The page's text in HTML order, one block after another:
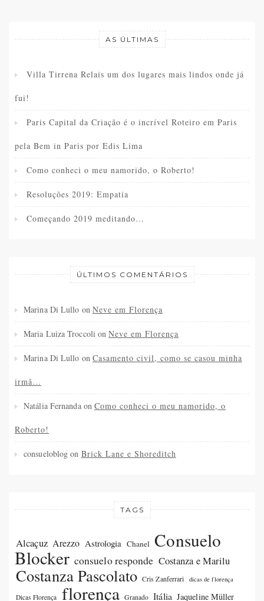
AS ÚLTIMAS
Villa Tirrena Relais um dos lugares mais lindos onde já
fui!
Paris Capital da Criação é o incrível Roteiro em Paris
pela Bem in Paris por Edis Lima
Como conheci o meu namorido, o Roberto!
Resoluções 2019: Empatia
Começando 2019 meditando…
ÚLTIMOS COMENTÁRIOS
Marina Di Lullo on Neve em Florença
Maria Luiza Troccoli onNeve em Florença
Marina Di Lullo on Casamento civil, como se casou minha
irmã…
Natália FernandaonComo conheci o meu namorido, o
Roberto!
consueloblog on Brick Lane e Shoreditch
TAGS
Alcaçuz Arezzo Astrologia Chanel Consuelo
Blocker consuelo responde Costanza e Marilu
Costanza Pascolato Cris Zanferrari dicas de florença
Dicas Florença florença Granado Itália Jaqueline Müller